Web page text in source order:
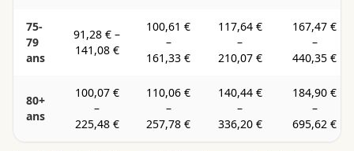
75-
79
ans
91,28 € –
141,08 €
100,61 €
–
161,33 €
117,64 €
–
210,07 €
167,47 €
–
440,35 €
80+
ans
100,07 €
–
225,48 €
110,06 €
–
257,78 €
140,44 €
–
336,20 €
184,90 €
–
695,62 €